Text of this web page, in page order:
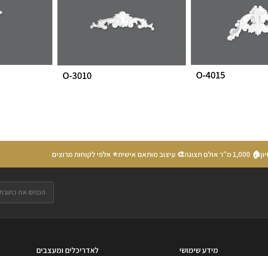
O-4015
O-3010
🏠 1,000 מ"ר אולם תצוגה 🎨 עיצוב מותאם אישית⭐ אלפי לקוחות מרוצים
מידע שימושי לאדריכלים ומעצבים